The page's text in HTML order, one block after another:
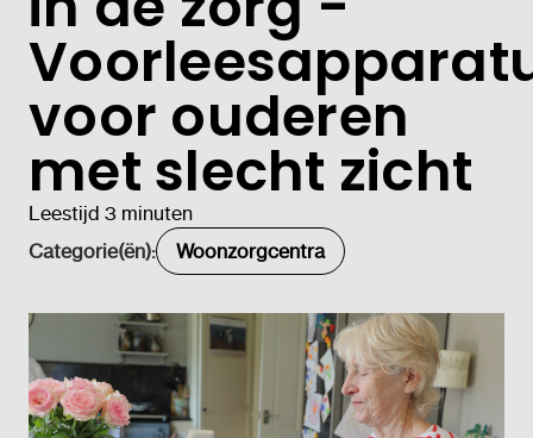
voor ouderen
met slecht zicht
Leestijd 3 minuten
Categorie(ën):
Woonzorgcentra